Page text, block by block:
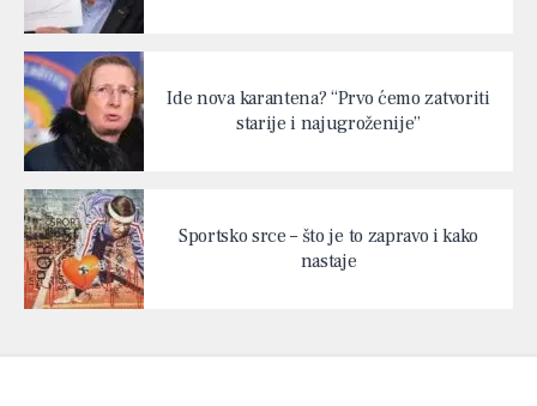
Ide nova karantena? “Prvo ćemo zatvoriti
starije i najugroženije”
Sportsko srce – što je to zapravo i kako
nastaje